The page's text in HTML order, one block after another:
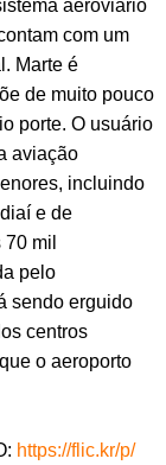
aeroviário
com um
Marte é
de muito pouco
porte. O usuário
aviação
incluindo
e de
mil
pelo
sendo erguido
centros
o aeroporto
https://flic.kr/p/